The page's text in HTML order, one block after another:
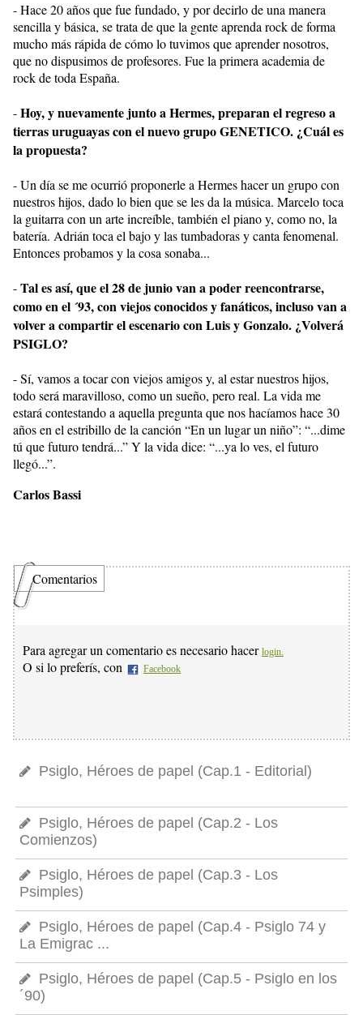
- Hace 20 años que fue fundado, y por decirlo de una manera
sencilla y básica, se trata de que la gente aprenda rock de forma
mucho más rápida de cómo lo tuvimos que aprender nosotros,
que no dispusimos de profesores. Fue la primera academia de
rock de toda España.
-Hoy, y nuevamente junto a Hermes, preparan el regreso a
tierras uruguayas con el nuevo grupo GENETICO. ¿Cuál es
la propuesta?
- Un día se me ocurrió proponerle a Hermes hacer un grupo con
nuestros hijos, dado lo bien que se les da la música. Marcelo toca
la guitarra con un arte increíble, también el piano y, como no, la
batería. Adrián toca el bajo y las tumbadoras y canta fenomenal.
Entonces probamos y la cosa sonaba...
-Tal es así, que el 28 de junio van a poder reencontrarse,
como en el ´93, con viejos conocidos y fanáticos, incluso van a
volver a compartir el escenario con Luis y Gonzalo. ¿Volverá
PSIGLO?
- Sí, vamos a tocar con viejos amigos y, al estar nuestros hijos,
todo será maravilloso, como un sueño, pero real. La vida me
estará contestando a aquella pregunta que nos hacíamos hace 30
años en el estribillo de la canción “En un lugar un niño”: “...dime
tú que futuro tendrá...” Y la vida dice: “...ya lo ves, el futuro
llegó...”.
Carlos Bassi
Comentarios
Para agregar un comentario es necesario hacer login.
O si lo preferís, con Facebook
Psiglo, Héroes de papel (Cap.1 - Editorial)
Psiglo, Héroes de papel (Cap.2 - Los
Comienzos)
Psiglo, Héroes de papel (Cap.3 - Los
Psimples)
Psiglo, Héroes de papel (Cap.4 - Psiglo 74 y
La Emigrac ...
Psiglo, Héroes de papel (Cap.5 - Psiglo en los
´90)